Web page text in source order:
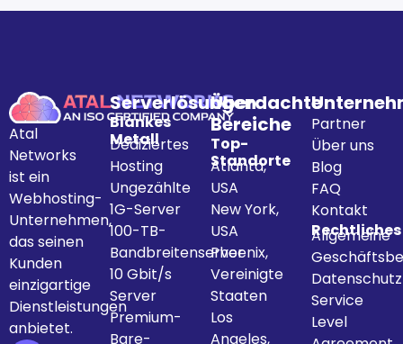
Atal
Networks
ist ein
Webhosting-
Unternehmen,
das seinen
Kunden
einzigartige
Dienstleistungen
anbietet.
Serverlösungen
Blankes
Metall
Dediziertes
Hosting
Ungezählte
1G-Server
100-TB-
Bandbreitenserver
10 Gbit/s
Server
Premium-
Bare-
Überdachte
Bereiche
Top-
Standorte
Atlanta,
USA
New York,
USA
Phoenix,
Vereinigte
Staaten
Los
Angeles,
Partner
Über uns
Blog
FAQ
Kontakt
Rechtliches
Allgemeine
Service
Level